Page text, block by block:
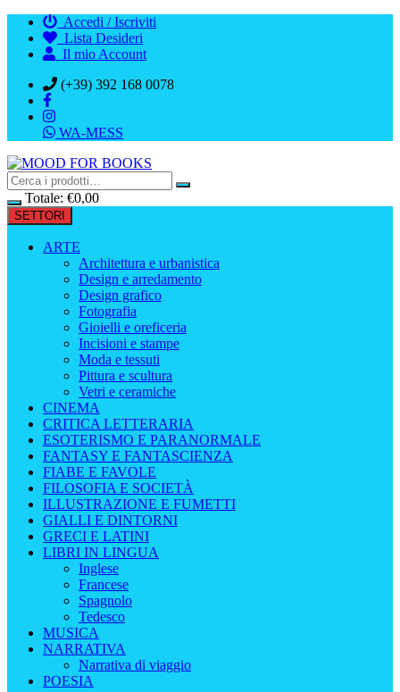
contenuto
Accedi / Iscriviti
Lista Desideri
Il mio Account
(+39) 392 168 0078
WA-MESS
Totale: €0,00
SETTORI
ARTE
Architettura e urbanistica
Design e arredamento
Design grafico
Fotografia
Gioielli e oreficeria
Incisioni e stampe
Moda e tessuti
Pittura e scultura
Vetri e ceramiche
CINEMA
CRITICA LETTERARIA
ESOTERISMO E PARANORMALE
FANTASY E FANTASCIENZA
FIABE E FAVOLE
FILOSOFIA E SOCIETÀ
ILLUSTRAZIONE E FUMETTI
GIALLI E DINTORNI
GRECI E LATINI
LIBRI IN LINGUA
Inglese
Francese
Spagnolo
Tedesco
MUSICA
NARRATIVA
Narrativa di viaggio
POESIA